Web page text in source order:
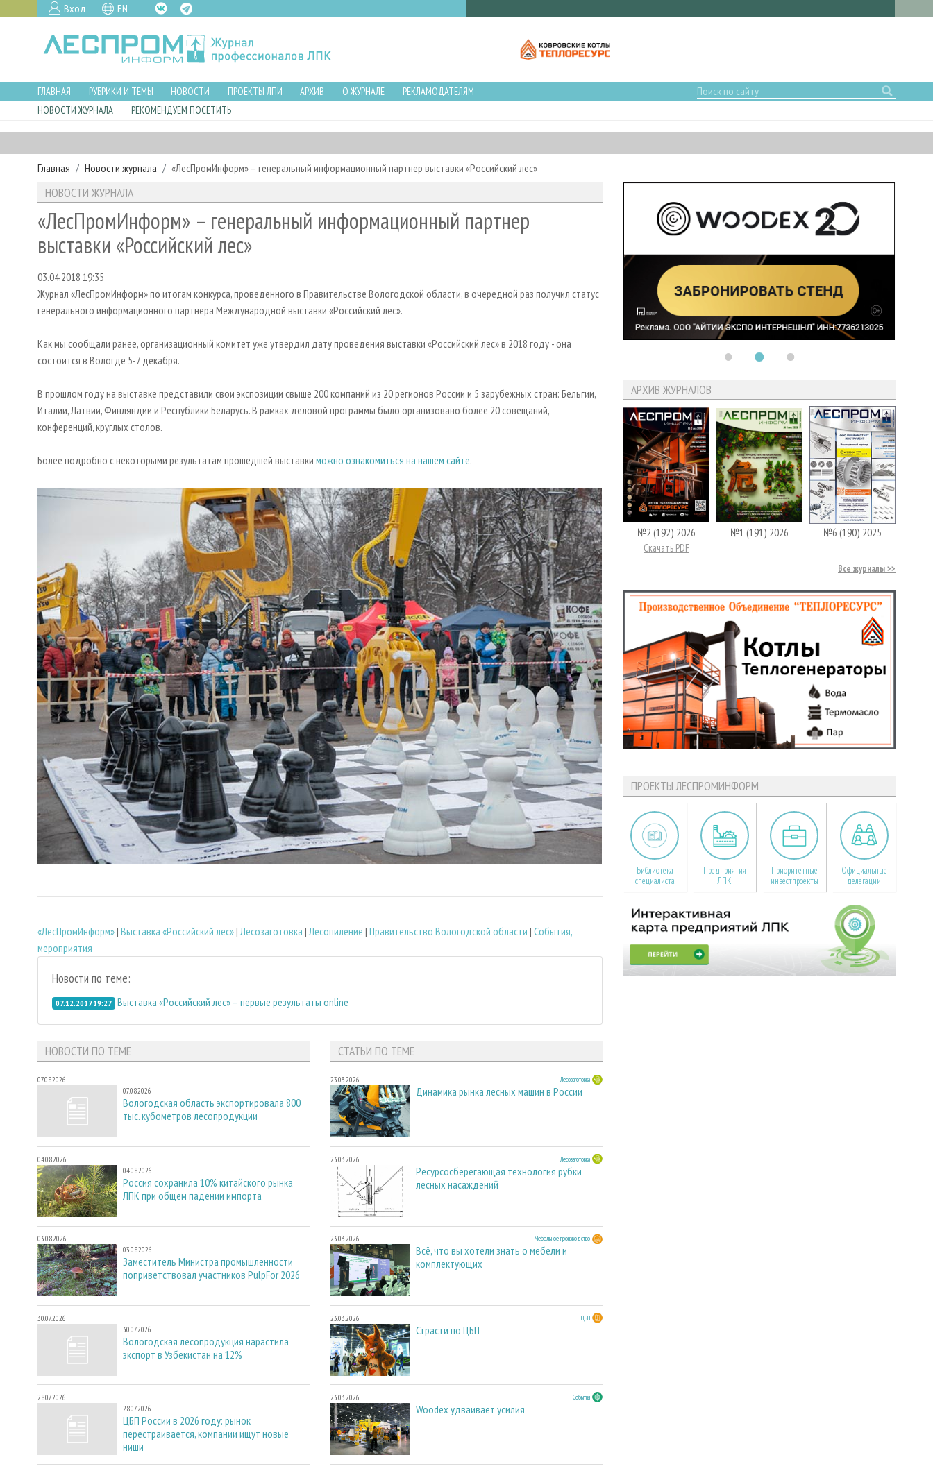
Вход EN
ГЛАВНАЯ РУБРИКИ И ТЕМЫ НОВОСТИ ПРОЕКТЫ ЛПИ АРХИВ О ЖУРНАЛЕ
РЕКЛАМОДАТЕЛЯМ
НОВОСТИ ЖУРНАЛА
РЕКОМЕНДУЕМ ПОСЕТИТЬ
Главная Новости журнала «ЛесПромИнформ» – генеральный информационный партнер выставки «Российский лес»
НОВОСТИ ЖУРНАЛА
«ЛесПромИнформ» – генеральный информационный партнер
выставки «Российский лес»
03.04.2018 19:35
Журнал «ЛесПромИнформ» по итогам конкурса, проведенного в Правительстве Вологодской области, в очередной раз получил статус
генерального информационного партнера Международной выставки «Российский лес».
Как мы сообщали ранее, организационный комитет уже утвердил дату проведения выставки «Российский лес» в 2018 году - она
состоится в Вологде 5-7 декабря.
В прошлом году на выставке представили свои экспозиции свыше 200 компаний из 20 регионов России и 5 зарубежных стран: Бельгии,
Италии, Латвии, Финляндии и Республики Беларусь. В рамках деловой программы было организовано более 20 совещаний,
конференций, круглых столов.
Более подробно с некоторыми результатам прошедшей выставки можно ознакомиться на нашем сайте.
«ЛесПромИнформ»| Выставка «Российский лес»| Лесозаготовка | Лесопиление | Правительство Вологодской области | События,
мероприятия
Новости по теме:
07.12.2017 19:27 Выставка «Российский лес» – первые результаты online
НОВОСТИ ПО ТЕМЕ
07.08.2026
07.08.2026
Вологодская область экспортировала 800
тыс. кубометров лесопродукции
04.08.2026
04.08.2026
Россия сохранила 10% китайского рынка
ЛПК при общем падении импорта
03.08.2026
03.08.2026
Заместитель Министра промышленности
поприветствовал участников PulpFor 2026
30.07.2026
30.07.2026
Вологодская лесопродукция нарастила
экспорт в Узбекистан на 12%
28.07.2026
28.07.2026
ЦБП России в 2026 году: рынок
перестраивается, компании ищут новые
ниши
СТАТЬИ ПО ТЕМЕ
23.03.2026 Лесозаготовка
Динамика рынка лесных машин в России
23.03.2026 Лесозаготовка
Ресурсосберегающая технология рубки
лесных насаждений
23.03.2026 Мебельное производство
Всё, что вы хотели знать о мебели и
комплектующих
23.03.2026 ЦБП
Страсти по ЦБП
23.03.2026 События
Woodex удваивает усилия
АРХИВ ЖУРНАЛОВ
№2 (192) 2026
Скачать PDF
№1 (191) 2026 №6 (190) 2025
Все журналы
ПРОЕКТЫ ЛЕСПРОМИНФОРМ
Библиотека
специалиста
Предприятия
ЛПК
Приоритетные
инвестпроекты
Официальные
делегации